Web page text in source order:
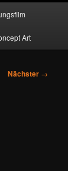
Art
Nächster →